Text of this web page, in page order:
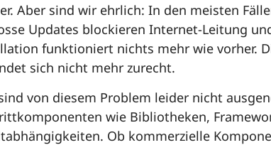
Aber sind wir ehrlich: In den meisten
Updates blockieren Internet-Leitung
funktioniert nichts mehr wie vorher.
sich nicht mehr zurecht.
von diesem Problem leider nicht
wie Bibliotheken,
Ob kommerzielle